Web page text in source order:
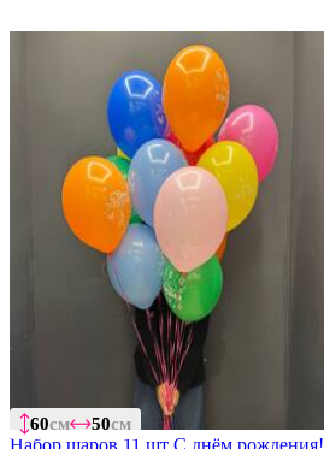
60см 50см
60см 50см